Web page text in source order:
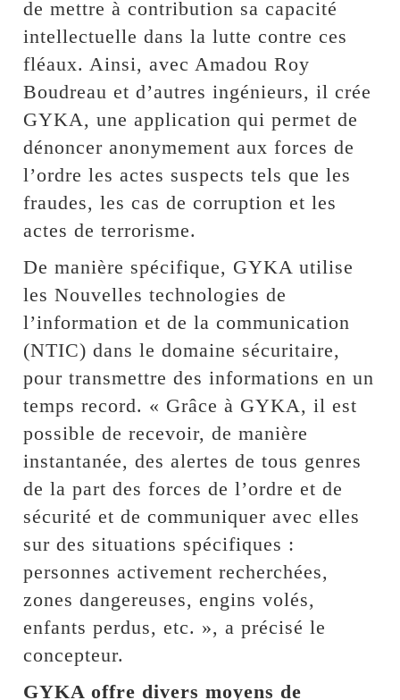
de mettre à contribution sa capacité
intellectuelle dans la lutte contre ces
fléaux. Ainsi, avec Amadou Roy
Boudreau et d’autres ingénieurs, il crée
GYKA, une application qui permet de
dénoncer anonymement aux forces de
l’ordre les actes suspects tels que les
fraudes, les cas de corruption et les
actes de terrorisme.
De manière spécifique, GYKA utilise
les Nouvelles technologies de
l’information et de la communication
(NTIC) dans le domaine sécuritaire,
pour transmettre des informations en un
temps record. « Grâce à GYKA, il est
possible de recevoir, de manière
instantanée, des alertes de tous genres
de la part des forces de l’ordre et de
sécurité et de communiquer avec elles
sur des situations spécifiques :
personnes activement recherchées,
zones dangereuses, engins volés,
enfants perdus, etc. », a précisé le
concepteur.
GYKA offre divers moyens de